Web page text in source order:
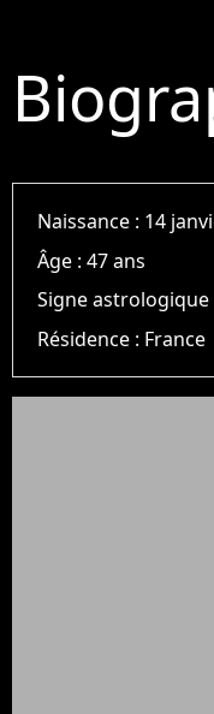
Naissance : 14
Âge :47 ans
Signe astrologique
Résidence : France